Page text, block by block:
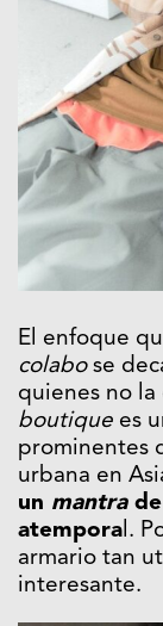
El enfoque
colabose
quienes no la
boutique es
prominentes
urbana en
un mantrade
atemporal.
armario tan
interesante.